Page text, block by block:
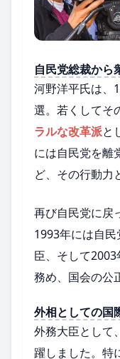
自民党総裁から
河野洋平氏は、
選。若くしてそ
ラルな改革派と
には自民党を離
ど、その行動力
再び自民党に戻
1993年には自
臣、そして
務め、国会の公
外相としての国
外務大臣として
躍しました。特